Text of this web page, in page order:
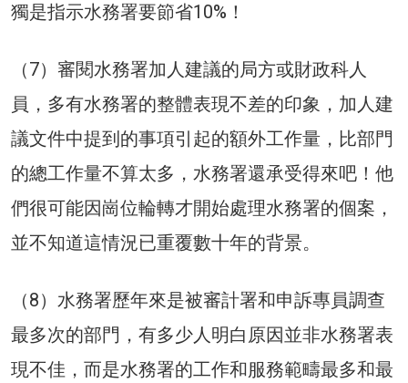
獨是指示水務署要節省10%！
（7）審閱水務署加人建議的局方或財政科人
員，多有水務署的整體表現不差的印象，加人建
議文件中提到的事項引起的額外工作量，比部門
的總工作量不算太多，水務署還承受得來吧！他
們很可能因崗位輪轉才開始處理水務署的個案，
並不知道這情況已重覆數十年的背景。
（8）水務署歷年來是被審計署和申訴專員調查
最多次的部門，有多少人明白原因並非水務署表
現不佳，而是水務署的工作和服務範疇最多和最